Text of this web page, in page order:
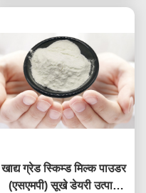
खाद्य ग्रेड स्किम्ड मिल्क पाउडर
(एसएमपी) सूखे डेयरी उत्पाद